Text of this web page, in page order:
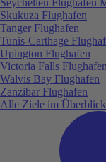
Skukuza Flughafen
Tanger Flughafen
Tunis-Carthage
Upington Flughafen
Victoria Falls Flughafen
Walvis Bay Flughafen
Zanzibar Flughafen
Alle Ziele im Überblick